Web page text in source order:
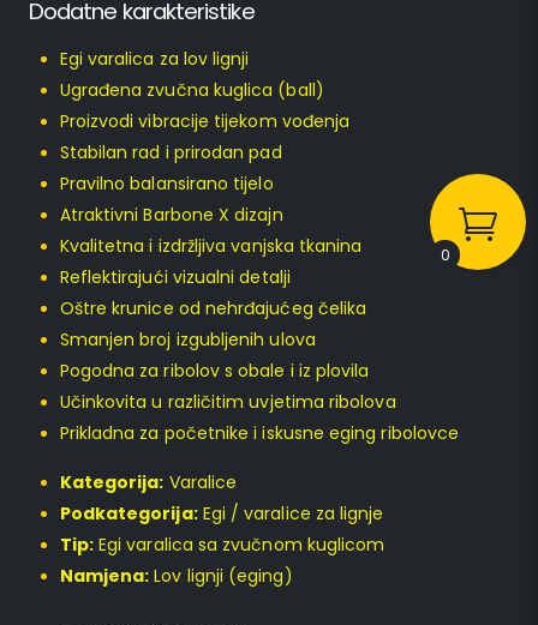
Dodatne karakteristike
Egi varalica za lov lignji
Ugrađena zvučna kuglica (ball)
Proizvodi vibracije tijekom vođenja
Stabilan rad i prirodan pad
Pravilno balansirano tijelo
Atraktivni Barbone X dizajn
Kvalitetna i izdržljiva vanjska tkanina
Reflektirajući vizualni detalji
Oštre krunice od nehrđajućeg čelika
Smanjen broj izgubljenih ulova
Pogodna za ribolov s obale i iz plovila
Učinkovita u različitim uvjetima ribolova
Prikladna za početnike i iskusne eging ribolovce
Kategorija: Varalice
Podkategorija:Egi / varalice za lignje
Tip:Egi varalica sa zvučnom kuglicom
Namjena: Lov lignji (eging)
0